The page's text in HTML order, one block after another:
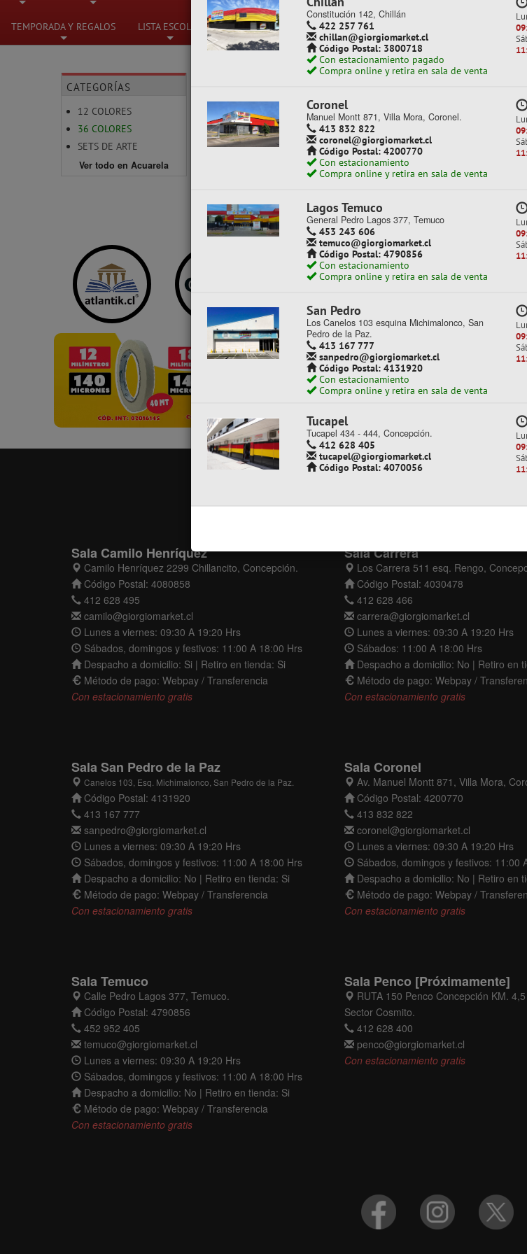
Constitución 142, Chillán
422 257 761
chillan@giorgiomarket.cl
Código Postal: 3800718
Con estacionamiento pagado
Compra online y retira en sala de venta
Coronel
Manuel Montt 871, Villa Mora, Coronel.
413 832 822
coronel@giorgiomarket.cl
Código Postal: 4200770
Con estacionamiento
Compra online y retira en sala de venta
Lagos Temuco
General Pedro Lagos 377, Temuco
453 243 606
temuco@giorgiomarket.cl
Código Postal: 4790856
Con estacionamiento
Compra online y retira en sala de venta
San Pedro
Los Canelos 103 esquina Michimalonco, San
Pedro de la Paz.
413 167 777
sanpedro@giorgiomarket.cl
Código Postal: 4131920
Con estacionamiento
Compra online y retira en sala de venta
Tucapel
Tucapel 434 - 444, Concepción.
412 628 405
tucapel@giorgiomarket.cl
Código Postal: 4070056
+ +
TEMPORADA Y REGALOS LISTA ESCOLAR
CATEGORÍAS
12 COLORES
36 COLORES
SETS DE ARTE
Ver todo en Acuarela
No se han encontrado productos en esta categoría
Sala Camilo Henríquez
Camilo Henríquez 2299 Chillancito, Concepción.
Código Postal: 4080858
412 628 495
camilo@giorgiomarket.cl
Lunes a viernes: 09:30 A 19:20 Hrs
Sábados, domingos y festivos: 11:00 A 18:00 Hrs
Despacho a domicilio: Si | Retiro en tienda: Si
Método de pago: Webpay / Transferencia
Con estacionamiento gratis
Sala Carrera
Los Carrera 511 esq. Rengo,
Código Postal: 4030478
412 628 466
carrera@giorgiomarket.cl
Lunes a viernes: 09:30 A 19:20 Hrs
Sábados: 11:00 A 18:00 Hrs
Despacho a domicilio: No | Retiro en
Método de pago: Webpay /
Con estacionamiento gratis
Sala San Pedro de la Paz
Canelos 103, Esq. Michimalonco, San Pedro de la Paz.
Código Postal: 4131920
413 167 777
sanpedro@giorgiomarket.cl
Lunes a viernes: 09:30 A 19:20 Hrs
Sábados, domingos y festivos: 11:00 A 18:00 Hrs
Despacho a domicilio: No | Retiro en tienda: Si
Método de pago: Webpay / Transferencia
Con estacionamiento gratis
Sala Coronel
Av. Manuel Montt 871, Villa Mora,
Código Postal: 4200770
413 832 822
coronel@giorgiomarket.cl
Lunes a viernes: 09:30 A 19:20 Hrs
Sábados, domingos y festivos: 11:00
Despacho a domicilio: No | Retiro en
Método de pago: Webpay /
Con estacionamiento gratis
Sala Temuco
Calle Pedro Lagos 377, Temuco.
Código Postal: 4790856
452 952 405
temuco@giorgiomarket.cl
Lunes a viernes: 09:30 A 19:20 Hrs
Sábados, domingos y festivos: 11:00 A 18:00 Hrs
Despacho a domicilio: No | Retiro en tienda: Si
Método de pago: Webpay / Transferencia
Con estacionamiento gratis
Sala Penco [Próximamente]
RUTA 150 Penco Concepción KM. 4,5
Sector Cosmito.
412 628 400
penco@giorgiomarket.cl
Con estacionamiento gratis